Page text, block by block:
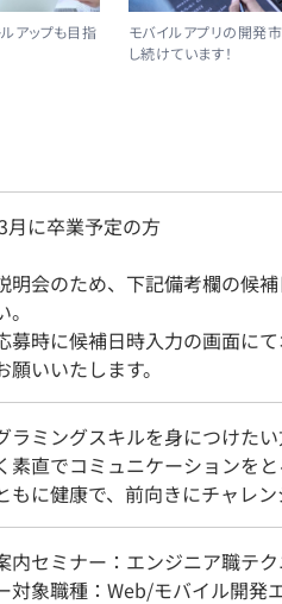
アップも目指
モバイルアプリの開発
し続けています！
月に卒業予定の方
明会のため、下記備考欄の候
募時に候補日時入力の画面に
願いいたします。
ラミングスキルを身につけた
素直でコミュニケーションを
もに健康で、前向きにチャレ
内セミナー：エンジニア職テク
対象職種：Web/モバイル開発